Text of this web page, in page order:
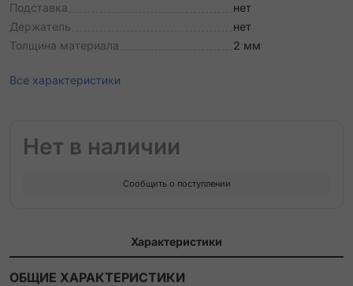
Подставка
нет
Держатель
нет
Толщина материала
2 мм
Все характеристики
Нет в наличии
Сообщить о поступлении
Характеристики
ОБЩИЕ ХАРАКТЕРИСТИКИ